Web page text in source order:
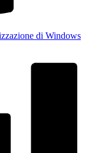
di Windows